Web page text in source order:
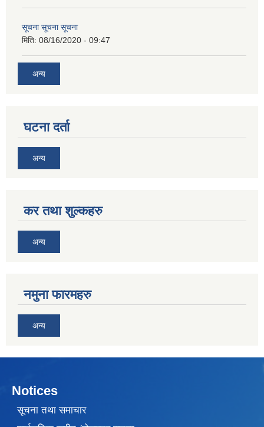
सूचना सूचना सूचना
मिति: 08/16/2020 - 09:47
अन्य
घटना दर्ता
अन्य
कर तथा शुल्कहरु
अन्य
नमुना फारमहरु
अन्य
Notices
सूचना तथा समाचार